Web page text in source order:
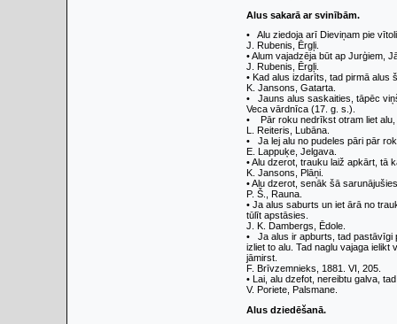
Alus sakarā ar svi­nībām.
• Alu ziedoja arī Dieviņam pie
J. Rubenis, Ērgļi.
• Alum vajadzēja būt ap Jurģiem,
J. Rubenis, Ērgļi.
• Kad alus izdarīts, tad pir­mā alus
K. Jansons, Gatarta.
• Jauns alus saskaities, tā­pēc
Veca vārdnīca (17. g. s.).
• Pār roku nedrīkst otram liet alu,
L. Reiteris, Lubāna.
• Ja lej alu no pudeles pāri pār
E. Lappuķe, Jelgava.
• Alu dzerot, trauku laiž ap­kārt, tā
K. Jansons, Plāņi.
• Alu dzerot, senāk šā
P. Š., Rauna.
• Ja alus saburts un iet ārā no
tūlīt apstāsies.
J. K. Dambergs, Ēdole.
• Ja alus ir apburts, tad pastāvīgi
izliet to alu. Tad naglu vajaga
jāmirst.
F. Brīvzemnieks, 1881. VI, 205.
• Lai, alu dzefot, nereibtu galva,
V. Poriete, Palsmane.
Alus dziedēšanā.